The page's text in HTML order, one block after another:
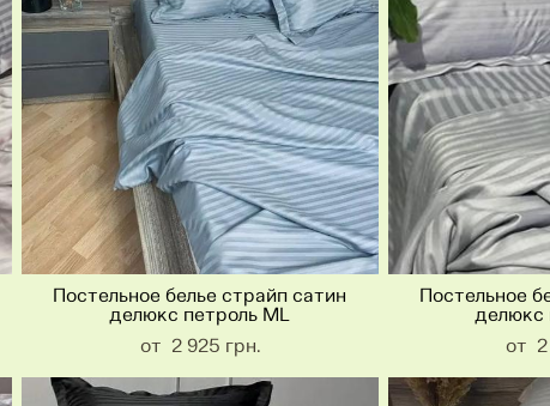
Постельное белье страйп сатин
делюкс петроль ML
от 2 925 грн.
Постельное
делюкс
от 2